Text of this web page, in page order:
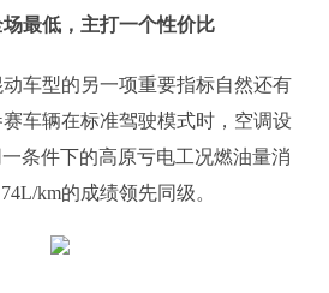
最低，主打一个性价比
车型的另一项重要指标自然还有
车辆在标准驾驶模式时，空调设
条件下的高原亏电工况燃油量消
km的成绩领先同级。